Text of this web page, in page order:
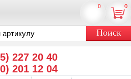
227 20 40
201 12 04
0
0